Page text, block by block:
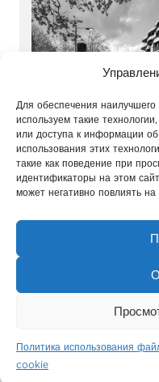
Для обеспечения
используем такие
или доступа к информации
использования этих
такие как поведение при
идентификаторы на этом
может негативно повлиять
Политика использования
cookie
Park Modern
Лондон / Англия
Belgravia